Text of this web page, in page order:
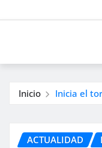
Inicio Inicia el
ACTUALIDAD